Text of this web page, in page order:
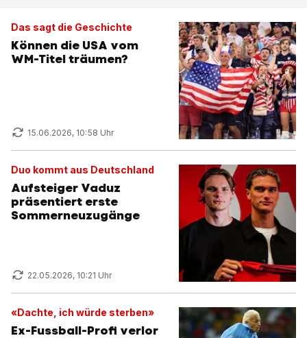
Das sagt die Geschichte
Können die USA vom
WM-Titel träumen?
15.06.2026, 10:58 Uhr
Duo kommt aus Deutschland
Aufsteiger Vaduz
präsentiert erste
Sommerneuzugänge
22.05.2026, 10:21 Uhr
«Dachte, ich würde sterben»
Ex-Fussball-Profi verlor